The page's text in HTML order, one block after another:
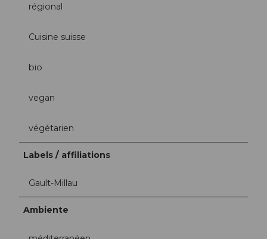
régional
Cuisine suisse
bio
vegan
végétarien
Labels / affiliations
Gault-Millau
Ambiente